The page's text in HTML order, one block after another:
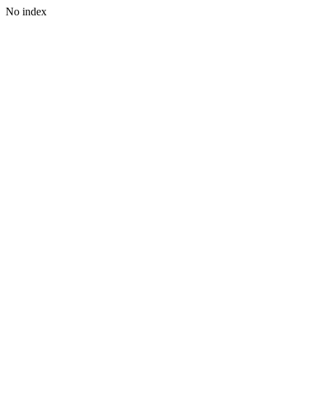
No index